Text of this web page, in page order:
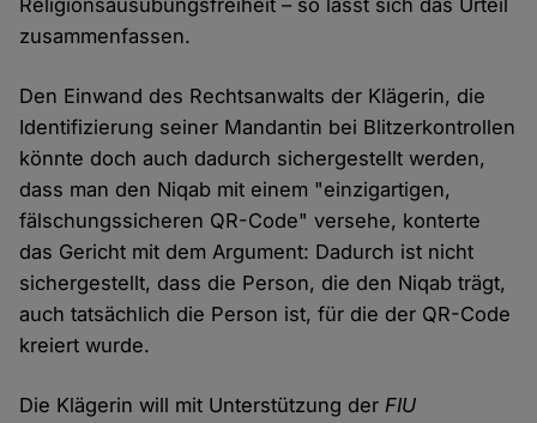
Religionsausübungsfreiheit – so lässt sich das Urteil
zusammenfassen.
Den Einwand des Rechtsanwalts der Klägerin, die
Identifizierung seiner Mandantin bei Blitzerkontrollen
könnte doch auch dadurch sichergestellt werden,
dass man den Niqab mit einem "einzigartigen,
fälschungssicheren QR-Code" versehe, konterte
das Gericht mit dem Argument: Dadurch ist nicht
sichergestellt, dass die Person, die den Niqab trägt,
auch tatsächlich die Person ist, für die der QR-Code
kreiert wurde.
Die Klägerin will mit Unterstützung derFIU